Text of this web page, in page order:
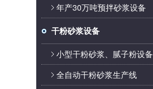
年产30万吨预拌砂浆设备
干粉砂浆设备
小型干粉砂浆、腻子粉设备
全自动干粉砂浆生产线